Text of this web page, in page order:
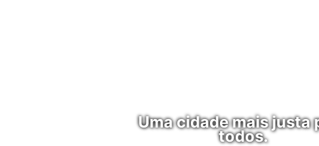
Uma cidade mais justa
todos.